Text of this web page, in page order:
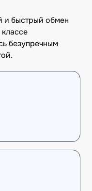
и быстрый обмен
безупречным